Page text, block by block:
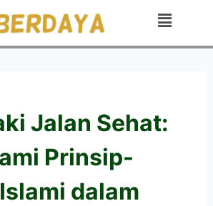
Jalan Sehat:
Prinsip-
dalam